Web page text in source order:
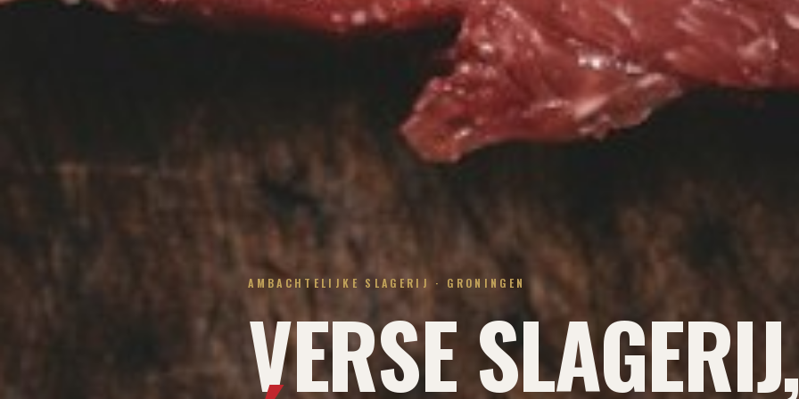
AMBACHTELIJKE SLAGERIJ · GRONINGEN
VERSE SLAGERIJ,